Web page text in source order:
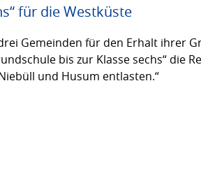
für die Westküste
Gemeinden für den Erhalt ihrer
bis zur Klasse sechs“ die
und Husum entlasten.“